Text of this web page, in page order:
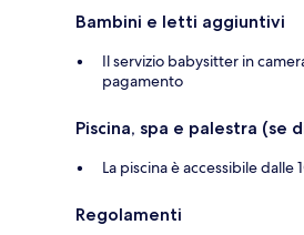
Bambini e letti aggiuntivi
Il servizio babysitter in
pagamento
Piscina, spa e palestra (se
La piscina è accessibile dalle
Regolamenti